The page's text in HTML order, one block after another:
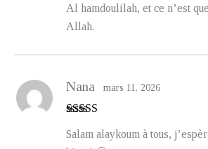
Al hamdoulilah, et ce n’est
Allah.
Nana mars 11, 2026
Salam alaykoum à tous,